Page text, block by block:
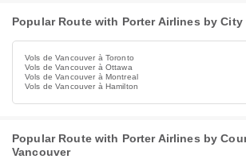
Popular Route with Porter Airlines by City
Vols de Vancouver à Toronto
Vols de Vancouver à Ottawa
Vols de Vancouver à Montreal
Vols de Vancouver à Hamilton
Popular Route with Porter Airlines by
Vancouver